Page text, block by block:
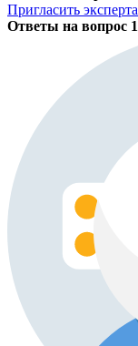
Пригласить эксперта
Ответы на вопрос 1